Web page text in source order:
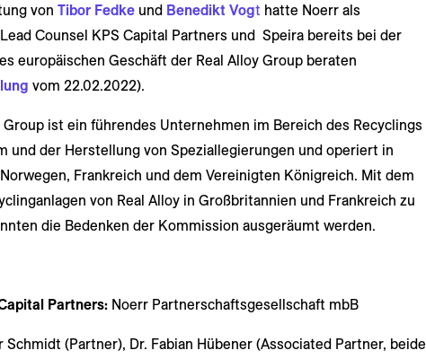
von Tibor Fedkeund Benedikt Vogt hatte Noerr als
Counsel KPS Capital Partners und Speira bereits bei der
europäischen Geschäft der Real Alloy Group beraten
vom 22.02.2022).
Group ist ein führendes Unternehmen im Bereich des Recyclings
und der Herstellung von Speziallegierungen und operiert in
Frankreich und dem Vereinigten Königreich. Mit dem
von Real Alloy in Großbritannien und Frankreich zu
die Bedenken der Kommission ausgeräumt werden.
Partners:Noerr Partnerschaftsgesellschaft mbB
Schmidt (Partner), Dr. Fabian Hübener (Associated Partner, beide